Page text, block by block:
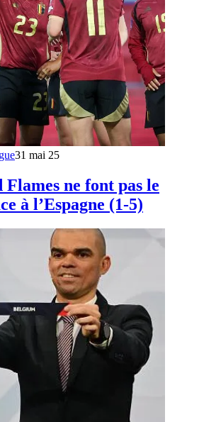
31 mai 25
Flames ne font pas le
à l’Espagne (1-5)